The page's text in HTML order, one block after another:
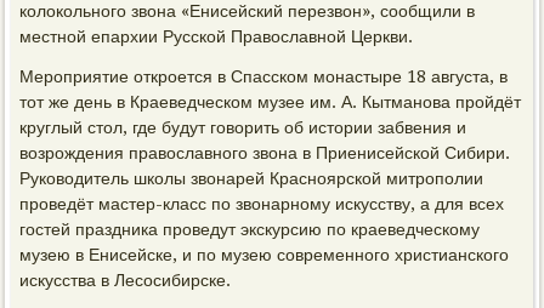
колокольного звона «Енисейский перезвон», сообщили в
местной епархии Русской Православной Церкви.
Мероприятие откроется в Спасском монастыре 18 августа, в
тот же день в Краеведческом музее им. А. Кытманова пройдёт
круглый стол, где будут говорить об истории забвения и
возрождения православного звона в Приенисейской Сибири.
Руководитель школы звонарей Красноярской митрополии
проведёт мастер-класс по звонарному искусству, а для всех
гостей праздника проведут экскурсию по краеведческому
музею в Енисейске, и по музею современного христианского
искусства в Лесосибирске.